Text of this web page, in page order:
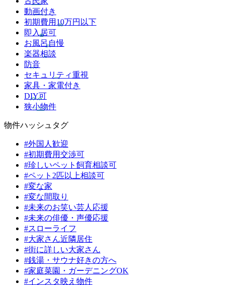
動画付き
初期費用10万円以下
即入居可
お風呂自慢
楽器相談
防音
セキュリティ重視
家具・家電付き
DIY可
狭小物件
物件ハッシュタグ
#外国人歓迎
#初期費用交渉可
#珍しいペット飼育相談可
#ペット2匹以上相談可
#変な家
#変な間取り
#未来のお笑い芸人応援
#未来の俳優・声優応援
#スローライフ
#大家さん近隣居住
#街に詳しい大家さん
#銭湯・サウナ好きの方へ
#家庭菜園・ガーデニングOK
#インスタ映え物件